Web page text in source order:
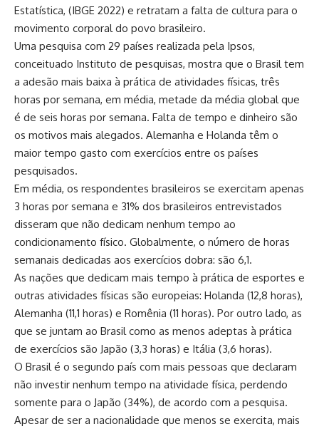
Estatística, (IBGE 2022) e retratam a falta de cultura para o
movimento corporal do povo brasileiro.
Uma pesquisa com 29 países realizada pela Ipsos,
conceituado Instituto de pesquisas, mostra que o Brasil tem
a adesão mais baixa à prática de atividades físicas, três
horas por semana, em média, metade da média global que
é de seis horas por semana. Falta de tempo e dinheiro são
os motivos mais alegados. Alemanha e Holanda têm o
maior tempo gasto com exercícios entre os países
pesquisados.
Em média, os respondentes brasileiros se exercitam apenas
3 horas por semana e 31% dos brasileiros entrevistados
disseram que não dedicam nenhum tempo ao
condicionamento físico. Globalmente, o número de horas
semanais dedicadas aos exercícios dobra: são 6,1.
As nações que dedicam mais tempo à prática de esportes e
outras atividades físicas são europeias: Holanda (12,8 horas),
Alemanha (11,1 horas) e Romênia (11 horas). Por outro lado, as
que se juntam ao Brasil como as menos adeptas à prática
de exercícios são Japão (3,3 horas) e Itália (3,6 horas).
O Brasil é o segundo país com mais pessoas que declaram
não investir nenhum tempo na atividade física, perdendo
somente para o Japão (34%), de acordo com a pesquisa.
Apesar de ser a nacionalidade que menos se exercita, mais